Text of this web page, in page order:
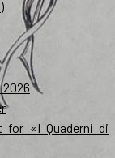
2026
for «I Quaderni di